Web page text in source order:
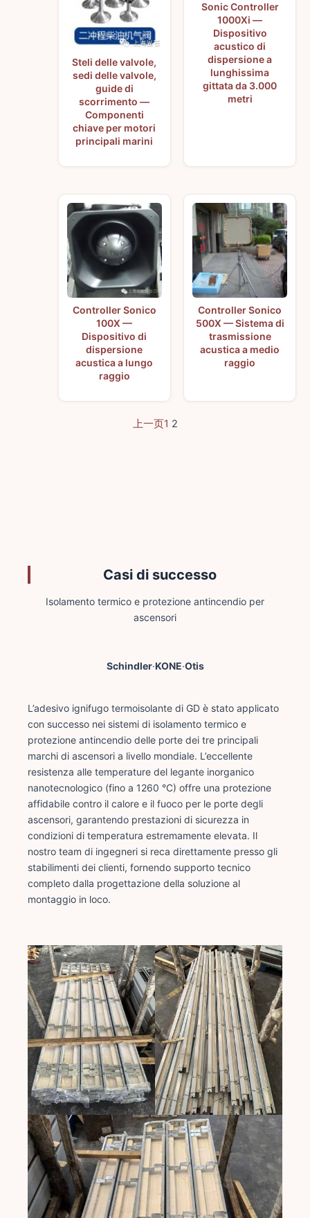
Steli delle valvole,
sedi delle valvole,
guide di
scorrimento —
Componenti
chiave per motori
principali marini
Sonic Controller
1000Xi —
Dispositivo
acustico di
dispersione a
lunghissima
gittata da 3.000
metri
Controller Sonico
100X —
Dispositivo di
dispersione
acustica a lungo
raggio
Controller Sonico
500X — Sistema di
trasmissione
acustica a medio
raggio
上一页1 2
Casi di successo
Isolamento termico e protezione antincendio per
ascensori
Schindler·KONE·Otis
L’adesivo ignifugo termoisolante di GD è stato applicato
con successo nei sistemi di isolamento termico e
protezione antincendio delle porte dei tre principali
marchi di ascensori a livello mondiale. L’eccellente
resistenza alle temperature del legante inorganico
nanotecnologico (fino a 1260 °C) offre una protezione
affidabile contro il calore e il fuoco per le porte degli
ascensori, garantendo prestazioni di sicurezza in
condizioni di temperatura estremamente elevata. Il
nostro team di ingegneri si reca direttamente presso gli
stabilimenti dei clienti, fornendo supporto tecnico
completo dalla progettazione della soluzione al
montaggio in loco.